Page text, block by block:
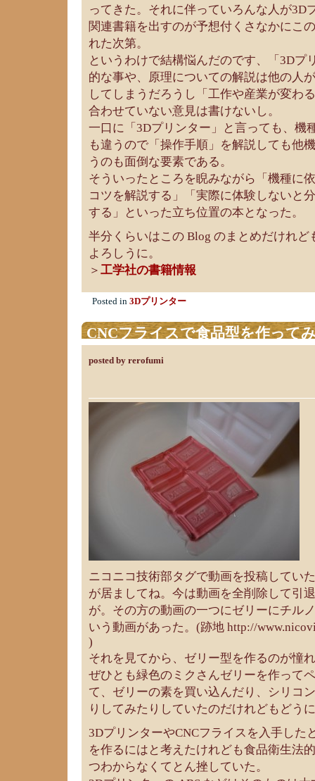
ってきた。それに伴っていろんな人が3D
関連書籍を出すのが予想付くさなかにこ
れた次第。
というわけで結構悩んだのです、「3Dプ
的な事や、原理についての解説は他の人
してしまうだろうし「工作や産業が変わ
合わせていない意見は書けないし。
一口に「3Dプリンター」と言っても、機
も違うので「操作手順」を解説しても他
うのも面倒な要素である。
そういったところを睨みながら「機種に
コツを解説する」「実際に体験しないと
する」といった立ち位置の本となった。
半分くらいはこの Blog のまとめだけれ
よろしうに。
＞ 工学社の書籍情報
Posted in 3Dプリンター
CNCフライスで食品型を作って
posted by rerofumi
ニコニコ技術部タグで動画を投稿してい
が居ましてね。今は動画を全削除して引
が。その方の動画の一つにゼリーにチル
いう動画があった。(跡地 http://
)
それを見てから、ゼリー型を作るのが憧
ぜひとも緑色のミクさんゼリーを作って
て、ゼリーの素を買い込んだり、シリコ
りしてみたりしていたのだけれどもどう
3DプリンターやCNCフライスを入手した
を作るにはと考えたけれども食品衛生法
つわからなくてとん挫していた。